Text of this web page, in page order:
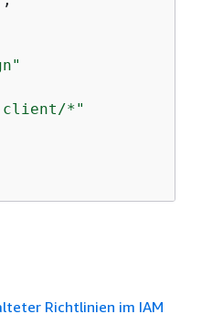
client/*"
Richtlinien im IAM